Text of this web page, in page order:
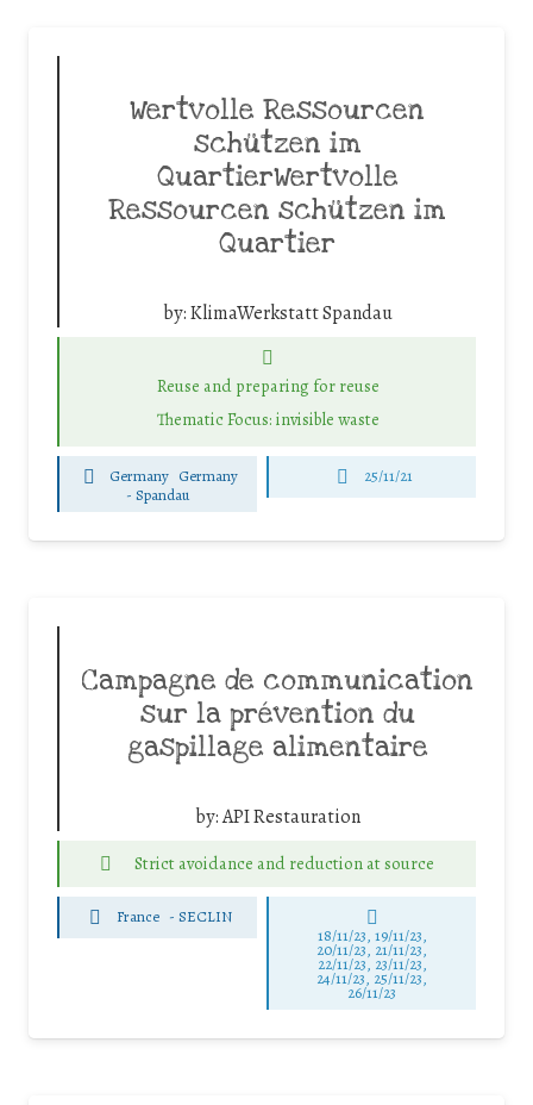
Wertvolle Ressourcen
schützen im
QuartierWertvolle
Ressourcen schützen im
Quartier
by:KlimaWerkstatt Spandau
Reuse and preparing for reuse
Thematic Focus: invisible waste
Germany Germany
-Spandau
25/11/21
Campagne de communication
sur la prévention du
gaspillage alimentaire
by:API Restauration
Strict avoidance and reduction at source
France - SECLIN
18/11/23, 19/11/23,
20/11/23, 21/11/23,
22/11/23, 23/11/23,
24/11/23, 25/11/23,
26/11/23